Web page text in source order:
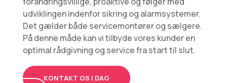
udviklingen indenfor sikring og alarmsystemer.
Det gælder både servicemontører og sælgere.
På denne måde kan vi tilbyde vores kunder en
optimal rådgivning og service fra start til slut.
KONTAKT OS I DAG